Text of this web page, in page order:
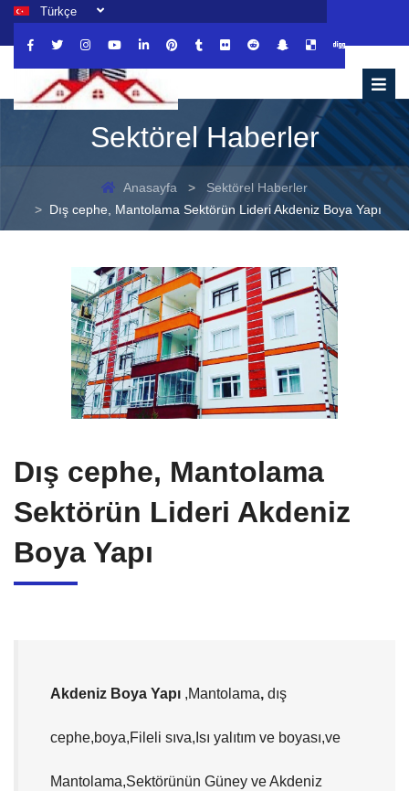
Türkçe
Sektörel Haberler
Anasayfa
Sektörel Haberler
Dış cephe, Mantolama Sektörün Lideri Akdeniz Boya Yapı
Dış cephe, Mantolama
Sektörün Lideri Akdeniz
Boya Yapı
Akdeniz Boya Yapı ,Mantolama, dış
cephe,boya,Fileli sıva,Isı yalıtım ve boyası,ve
Mantolama,Sektörünün Güney ve Akdeniz